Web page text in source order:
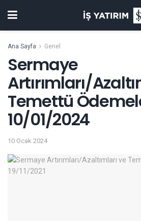
Ana Sayfa Genel
Sermaye
Artırımları/
Temettü
10/01/2024
10 Ocak 2024